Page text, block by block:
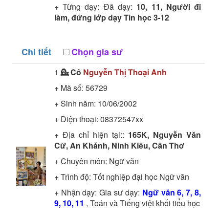
+ Từng dạy: Đã dạy: 10, 11, Người đi
làm, đứng lớp dạy Tin học 3-12
Chi tiết Chọn gia sư
1 💁 Cô Nguyễn Thị Thoại Anh
+ Mã số: 56729
+ Sinh năm: 10/06/2002
+ Điện thoại: 08372547xx
+ Địa chỉ hiện tại:: 165K, Nguyễn Văn
Cừ, An Khánh, Ninh Kiều, Cần Thơ
+ Chuyên môn: Ngữ văn
+ Trình độ: Tốt nghiệp đại học Ngữ văn
+ Nhận dạy: Gia sư dạy: Ngữ văn 6, 7, 8,
9, 10, 11 , Toán và Tiếng việt khối tiểu học